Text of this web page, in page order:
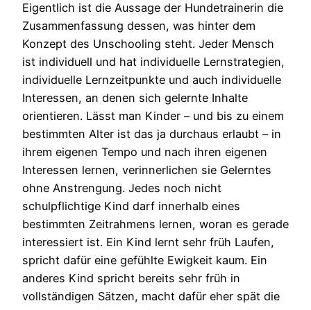
Eigentlich ist die Aussage der Hundetrainerin die
Zusammenfassung dessen, was hinter dem
Konzept des Unschooling steht. Jeder Mensch
ist individuell und hat individuelle Lernstrategien,
individuelle Lernzeitpunkte und auch individuelle
Interessen, an denen sich gelernte Inhalte
orientieren. Lässt man Kinder – und bis zu einem
bestimmten Alter ist das ja durchaus erlaubt – in
ihrem eigenen Tempo und nach ihren eigenen
Interessen lernen, verinnerlichen sie Gelerntes
ohne Anstrengung. Jedes noch nicht
schulpflichtige Kind darf innerhalb eines
bestimmten Zeitrahmens lernen, woran es gerade
interessiert ist. Ein Kind lernt sehr früh Laufen,
spricht dafür eine gefühlte Ewigkeit kaum. Ein
anderes Kind spricht bereits sehr früh in
vollständigen Sätzen, macht dafür eher spät die